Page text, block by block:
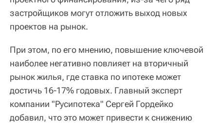
застройщиков могут отложить выход новых
проектов на рынок.
При этом, по его мнению, повышение ключевой
наиболее негативно повлияет на вторичный
рынок жилья, где ставка по ипотеке может
достичь 16-17% годовых. Главный эксперт
компании "Русипотека" Сергей Гордейко
добавил, что это может привести к снижению